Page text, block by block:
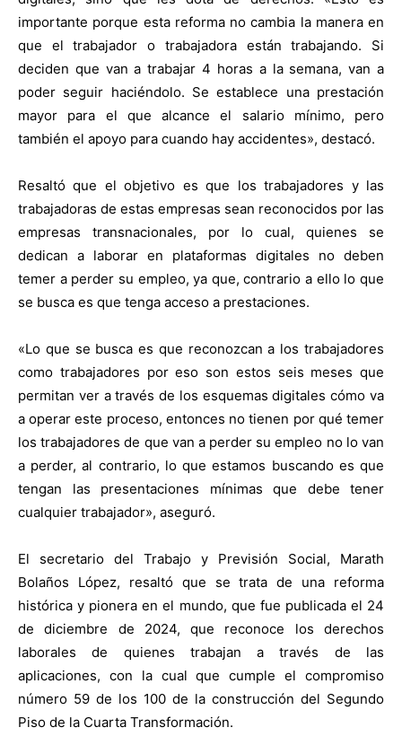
importante porque esta reforma no cambia la manera en
que el trabajador o trabajadora están trabajando. Si
deciden que van a trabajar 4 horas a la semana, van a
poder seguir haciéndolo. Se establece una prestación
mayor para el que alcance el salario mínimo, pero
también el apoyo para cuando hay accidentes», destacó.
Resaltó que el objetivo es que los trabajadores y las
trabajadoras de estas empresas sean reconocidos por las
empresas transnacionales, por lo cual, quienes se
dedican a laborar en plataformas digitales no deben
temer a perder su empleo, ya que, contrario a ello lo que
se busca es que tenga acceso a prestaciones.
«Lo que se busca es que reconozcan a los trabajadores
como trabajadores por eso son estos seis meses que
permitan ver a través de los esquemas digitales cómo va
a operar este proceso, entonces no tienen por qué temer
los trabajadores de que van a perder su empleo no lo van
a perder, al contrario, lo que estamos buscando es que
tengan las presentaciones mínimas que debe tener
cualquier trabajador», aseguró.
El secretario del Trabajo y Previsión Social, Marath
Bolaños López, resaltó que se trata de una reforma
histórica y pionera en el mundo, que fue publicada el 24
de diciembre de 2024, que reconoce los derechos
laborales de quienes trabajan a través de las
aplicaciones, con la cual que cumple el compromiso
número 59 de los 100 de la construcción del Segundo
Piso de la Cuarta Transformación.